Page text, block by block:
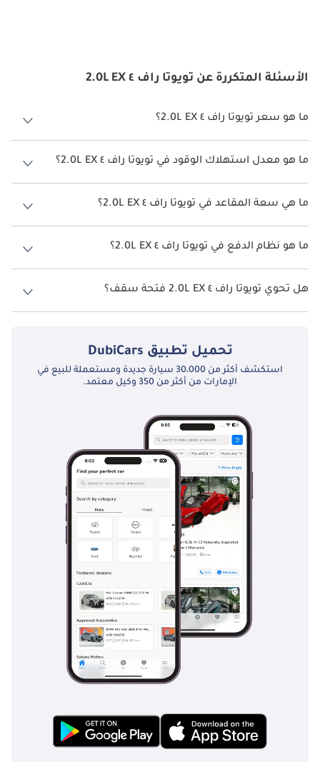
الأسئلة المتكررة عن تويوتا راف ٤ 2.0L EX
ما هو سعر تويوتا راف ٤ 2.0L EX؟
سعر تويوتا راف ٤ 2.0L EX هو درهم 105,900.
ما هو معدل استهلاك الوقود في تويوتا راف ٤ 2.0L EX؟
يبلغ معدل استهلاك الوقود المقترح من الشركة المصنعة لسيارة تويوتا راف
ما هي سعة المقاعد في تويوتا راف ٤ 2.0L EX؟
تتسع تويوتا راف ٤ 2.0L EX لأ 5 أشخاص.
ما هو نظام الدفع في تويوتا راف ٤ 2.0L EX؟
نظام الدفع في تويوتا راف ٤ Front Wheel Drive 2.0L EX.
هل تحوي تويوتا راف ٤ 2.0L EX فتحة سقف؟
نعم توفر تويوتا راف ٤ 2.0L EX فتحة السقف كخيار.
تحميل تطبيق DubiCars
استكشف أكثر من 30،000 سيارة جديدة ومستعملة للبيع في
الإمارات من أكثر من 350 وكيل معتمد.